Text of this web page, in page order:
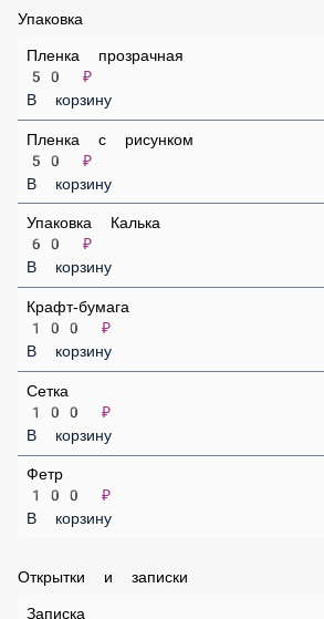
Пленка прозрачная
50 ₽
В корзину
Пленка с рисунком
50 ₽
В корзину
Упаковка Калька
60 ₽
В корзину
Крафт-бумага
100 ₽
В корзину
Сетка
100 ₽
В корзину
В корзину